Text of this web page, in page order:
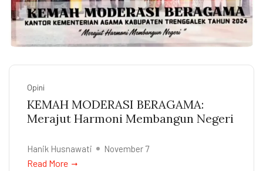
Opini
KEMAH MODERASI BERAGAMA:
Merajut Harmoni Membangun Negeri
Hanik Husnawati November 7
Read More